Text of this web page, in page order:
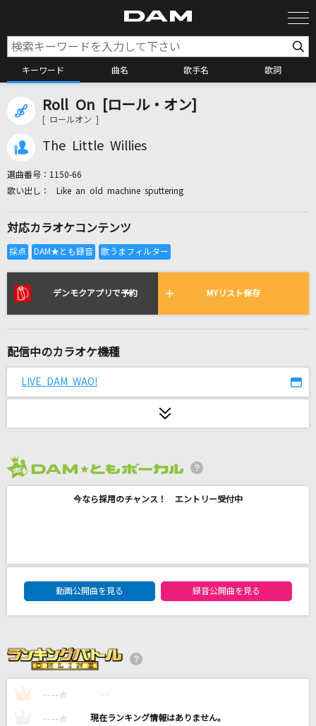
キーワード 曲名 歌手名 歌詞
カラオケ検索
全国りれき
リアルタイムで歌われている曲の一覧
[生音]ベテルギウス
百火撩乱
Mrs. GREEN APPLE
ふたりの夢港
RADWIMPS
[生音]VS
BLUE ENCOUNT
Roll On [ロール・オン]
[ ロールオン ]
The Little Willies
選曲番号： 1150-66
Like an old machine sputtering
対応カラオケコンテンツ
デンモクアプリで予約 MYリスト保存
配信中のカラオケ機種
LIVE DAM WAO!
今なら採用のチャンス！ エントリー受付中
DAM★ともボーカルエントリーランキング
動画公開曲を見る
録音公開曲を見る
1 ---- 点 ----
---- 点 ----